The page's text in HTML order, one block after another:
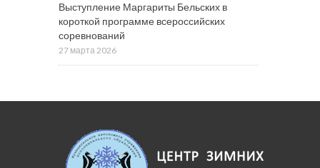
Выступление Маргариты Бельских в
короткой программе всероссийских
соревнований
27 марта 2026